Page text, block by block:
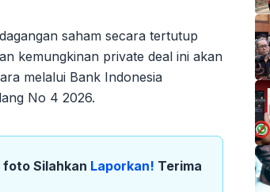
saham secara tertutup
kemungkinan private deal ini akan
melalui Bank Indonesia
No 4 2026.
Silahkan Laporkan! Terima